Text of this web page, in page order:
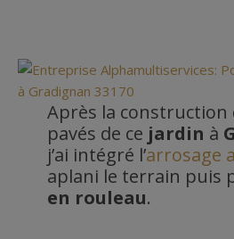
Après la construction
pavés de ce jardin à
j’ai intégré l’arrosage
aplani le terrain puis
en rouleau.